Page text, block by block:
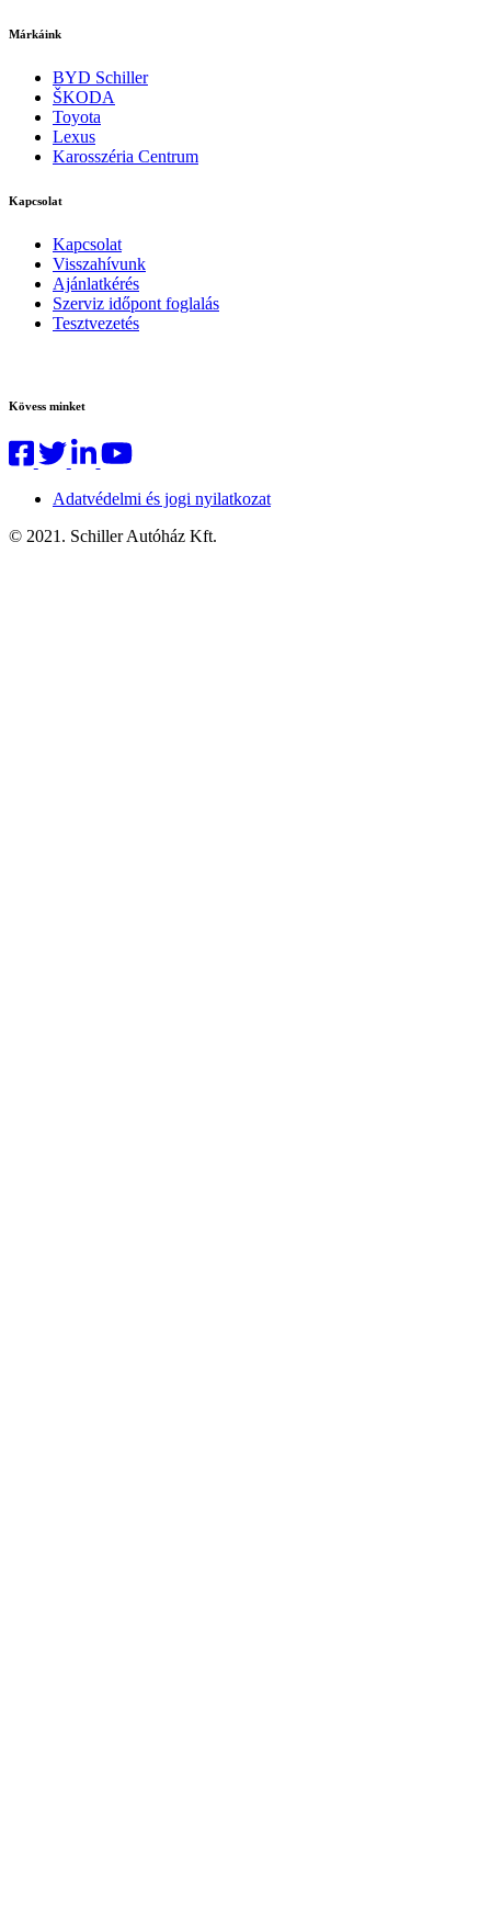
Márkáink
BYD Schiller
ŠKODA
Toyota
Lexus
Karosszéria Centrum
Kapcsolat
Kapcsolat
Visszahívunk
Ajánlatkérés
Szerviz időpont foglalás
Tesztvezetés
Kövess minket
Adatvédelmi és jogi nyilatkozat
© 2021. Schiller Autóház Kft.